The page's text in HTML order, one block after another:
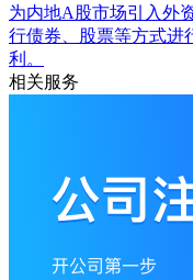
为内地A股市场引入外
行债券、股票等方式进
利。
相关服务